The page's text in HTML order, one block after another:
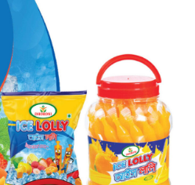
জোরারগঞ্জ থানা পুলিশের বিশেষ
অভিযান কক্সবাজারের পুরনো মাদক
কারবারি গ্রেফতার
৫ ঘণ্টা আগে
ঢাকা চট্টগ্রাম মহাসড়ক স্টার লাইন
বাসের ধাক্কায় অটোরিকশা চালক নিহত
৫ ঘণ্টা আগে
হামে আরও ৬ শিশুর মৃত্যু, নতুন করে